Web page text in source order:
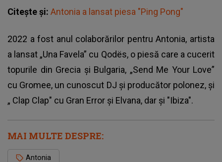
Citește și: Antonia a lansat piesa "Ping Pong"
2022 a fost anul colaborărilor pentru Antonia, artista
a lansat „Una Favela” cu Qodës, o piesă care a cucerit
topurile din Grecia și Bulgaria, „Send Me Your Love”
cu Gromee, un cunoscut DJ și producător polonez, și
„ Clap Clap" cu Gran Error și Elvana, dar și "Ibiza".
MAI MULTE DESPRE:
Antonia